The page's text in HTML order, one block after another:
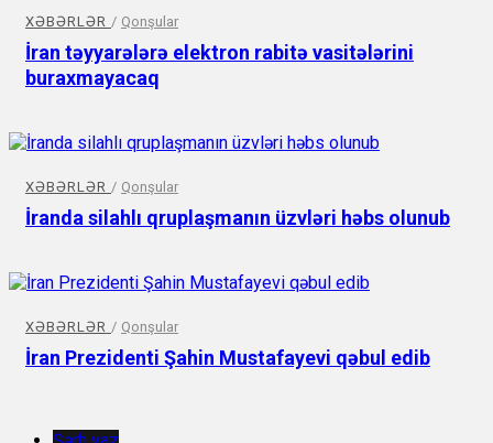
XƏBƏRLƏR / Qonşular
İran təyyarələrə elektron rabitə vasitələrini
buraxmayacaq
XƏBƏRLƏR / Qonşular
İranda silahlı qruplaşmanın üzvləri həbs olunub
XƏBƏRLƏR / Qonşular
İran Prezidenti Şahin Mustafayevi qəbul edib